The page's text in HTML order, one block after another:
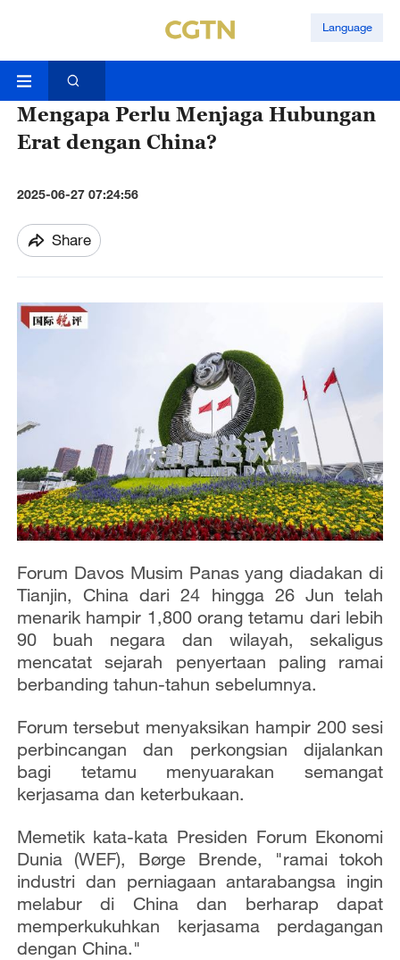
Language
Mengapa Perlu Menjaga Hubungan
Erat dengan China?
2025-06-27 07:24:56
Share
Forum Davos Musim Panas yang diadakan di
Tianjin, China dari 24 hingga 26 Jun telah
menarik hampir 1,800 orang tetamu dari lebih
90 buah negara dan wilayah, sekaligus
mencatat sejarah penyertaan paling ramai
berbanding tahun-tahun sebelumnya.
Forum tersebut menyaksikan hampir 200 sesi
perbincangan dan perkongsian dijalankan
bagi tetamu menyuarakan semangat
kerjasama dan keterbukaan.
Memetik kata-kata Presiden Forum Ekonomi
Dunia (WEF), Børge Brende, "ramai tokoh
industri dan perniagaan antarabangsa ingin
melabur di China dan berharap dapat
memperkukuhkan kerjasama perdagangan
dengan China."